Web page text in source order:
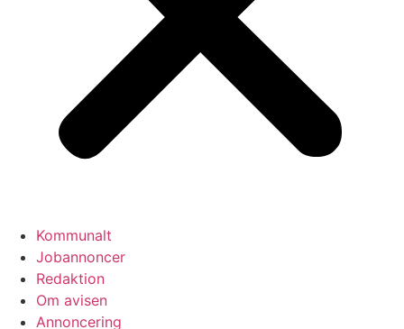
Kommunalt
Jobannoncer
Redaktion
Om avisen
Annoncering